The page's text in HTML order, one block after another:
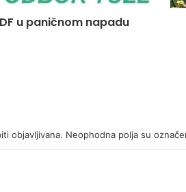
u paničnom napadu
objavljivana. Neophodna polja su